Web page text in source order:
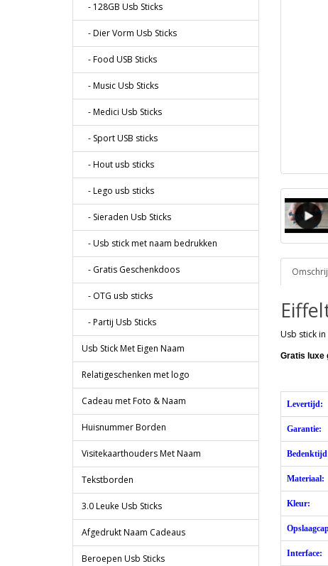
- 128GB Usb Sticks
- Dier Vorm Usb Sticks
- Food USB Sticks
- Music Usb Sticks
- Medici Usb Sticks
- Sport USB sticks
- Hout usb sticks
- Lego usb sticks
- Sieraden Usb Sticks
- Usb stick met naam bedrukken
- Gratis Geschenkdoos
- OTG usb sticks
- Partij Usb Sticks
Usb Stick Met Eigen Naam
Relatigeschenken met logo
Cadeau met Foto & Naam
Huisnummer Borden
Visitekaarthouders Met Naam
Tekstborden
3.0 Leuke Usb Sticks
Afgedrukt Naam Cadeaus
Beroepen Usb Sticks
Usb stick
Gratis luxe
Levertijd:
Garantie:
Materiaal:
Kleur:
Interface: